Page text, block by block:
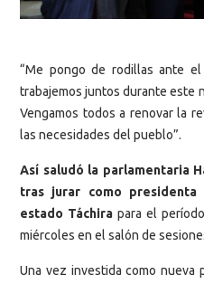
“Me pongo de rodillas ante
trabajemos juntos durante este
Vengamos todos a renovar la
las necesidades del pueblo”.
Así saludó la parlamentaria
tras jurar como
estado Táchirapara el
miércoles en el salón de
Una vez investida como nueva